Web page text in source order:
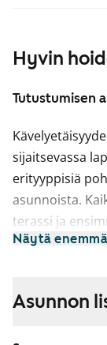
Hyvin
Tutustumisen
sijaitsevassa
erityyppisiä
asunnoista.
terassi ja
pihaterassit.
suojiinsa
Näytä
Asunnon